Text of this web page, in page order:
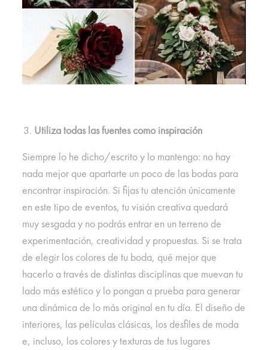
Utiliza todas las fuentes como inspiración
Siempre lo he dicho/escrito y lo mantengo: no hay
nada mejor que apartarte un poco de las bodas para
encontrar inspiración. Si fijas tu atención únicamente
en este tipo de eventos, tu visión creativa quedará
muy sesgada y no podrás entrar en un terreno de
experimentación, creatividad y propuestas. Si se trata
de elegir los colores de tu boda, qué mejor que
hacerlo a través de distintas disciplinas que muevan tu
lado más estético y lo pongan a prueba para generar
una dinámica de lo más original en tu día. El diseño de
interiores, las películas clásicas, los desfiles de moda
e, incluso, los colores y texturas de tus lugares